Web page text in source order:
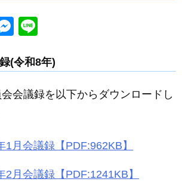
M
ss
e
n
er
e
(令和8年)
会議録を以下からダウンロードし
1月会議録【PDF:962KB】
2月会議録【PDF:1241KB】